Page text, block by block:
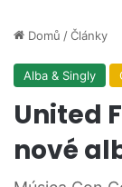
Domů /Články
Alba & Singly
United
nové